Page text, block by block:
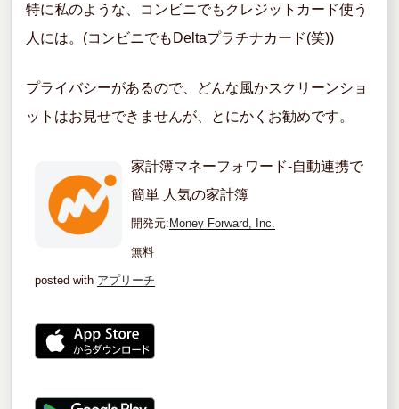
特に私のような、コンビニでもクレジットカード使う
人には。(コンビニでもDeltaプラチナカード(笑))
プライバシーがあるので、どんな風かスクリーンショ
ットはお見せできませんが、とにかくお勧めです。
家計簿マネーフォワード-自動連携で
簡単 人気の家計簿
開発元: Money Forward, Inc.
無料
posted with アプリーチ